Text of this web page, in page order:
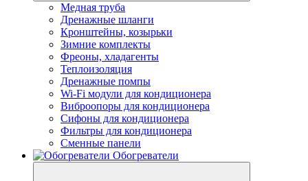
Медная труба
Дренажные шланги
Кронштейны, козырьки
Зимние комплекты
Фреоны, хладагенты
Теплоизоляция
Дренажные помпы
Wi-Fi модули для кондиционера
Виброопоры для кондиционера
Сифоны для кондиционера
Фильтры для кондиционера
Сменные панели
Обогреватели